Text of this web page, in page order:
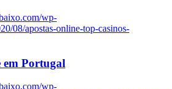
wp-
08/apostas-online-top-casinos-
em Portugal
wp-